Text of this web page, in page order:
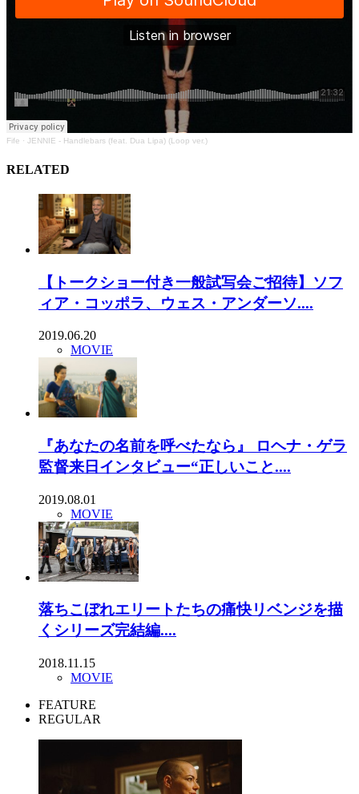
Fife · JENNIE - Handlebars (feat. Dua Lipa) (Loop ver.)
RELATED
【トークショー付き一般試写会ご招待】ソフ
ィア・コッポラ、ウェス・アンダーソ....
2019.06.20
MOVIE
『あなたの名前を呼べたなら』 ロヘナ・ゲラ
監督来日インタビュー“正しいこと....
2019.08.01
MOVIE
落ちこぼれエリートたちの痛快リベンジを描
くシリーズ完結編....
2018.11.15
MOVIE
FEATURE
REGULAR